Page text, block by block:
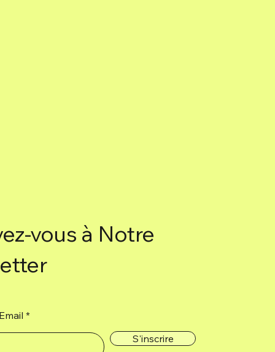
vous à Notre
S'inscrire